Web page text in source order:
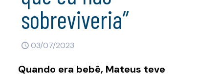
sobreviveria”
03/07/2023
Quando era bebê, Mateus teve